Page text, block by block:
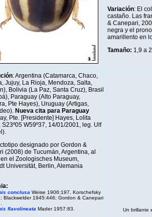
Variación: El
castaño. Las
& Canepari,
negra y el
amarillento en
Tamaño: 1,9 a
: Argentina (Catamarca, Chaco,
Jujuy, La Rioja, Mendoza, Salta,
Bolivia (La Paz, Santa Cruz), Brasil
Paraguay (Alto Paraguay,
Pte Hayes), Uruguay (Artigas,
Nueva cita para Paraguay
Pte. [Presidente] Hayes, Lolita
S23º05 W59º37, 14/01/2001, leg. Ulf
designado por Gordon &
(2008) de Tucumán, Argentina, al
el Zoologisches Museum,
Universität, Berlin, Alemania
conclusa Weise 1906:197, Korschefsky
Blackwelder 1945:446; Gordon & Canepari
flavolineata Mader 1957:83. Un brillante